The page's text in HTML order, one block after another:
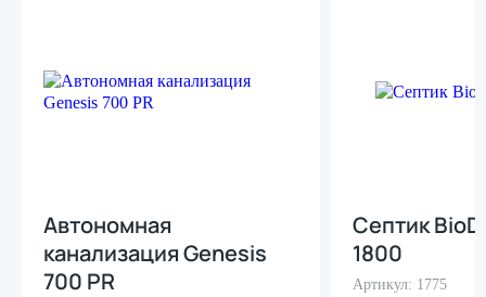
Автономная
канализация Genesis
700 PR
Септик
1800
Артикул: 1775